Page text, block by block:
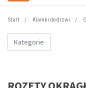
Start Klamki do drzwi
Kategorie